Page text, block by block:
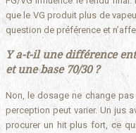
que le VG produit plus de
question de préférence et
Y a-t-il une différence
et une base 70/30 ?
Non, le dosage ne change
perception peut varier. Un jus
procurer un hit plus fort, ce